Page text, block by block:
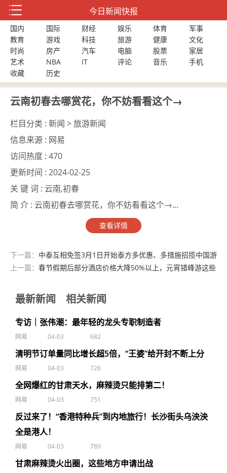
今日新闻快报
国内 国际 财经 娱乐 体育
军事
教育
游戏 科技 旅游 健康
文化
时尚
房产 汽车 电脑 股票
家居
艺术
NBA IT 评论 音乐
手机
收藏
历史
云南初春去哪赏花，你不妨看看这个→
栏目分类 : 新闻 > 旅游新闻
信息来源 : 网易
访问热度 : 470
更新时间 : 2024-02-25
关 键 词 : 云南,初春
简 介 : 云南初春去哪赏花，你不妨看看这个→...
查看详情
下一篇： 中泰互相免签3月1日开始泰方多优惠、多措施招揽中国游
客
上一篇： 春节假期后部分酒店价格大降50%以上，元宵错峰游这些
最新新闻 相关新闻
专访｜张伟潮：最年轻的龙头专职制造者
网易 04-03 682
清明节订单量同比增长超5倍，“王婆”给开封不断上分
网易 04-03 726
全网爆红的甘肃天水，麻辣烫只能排第二！
网易 04-03 751
反过来了！“香港特种兵”到内地旅行！长沙街头乌泱泱
全是港人！
网易 04-03 789
甘肃麻辣烫火出圈，这些地方申请出战